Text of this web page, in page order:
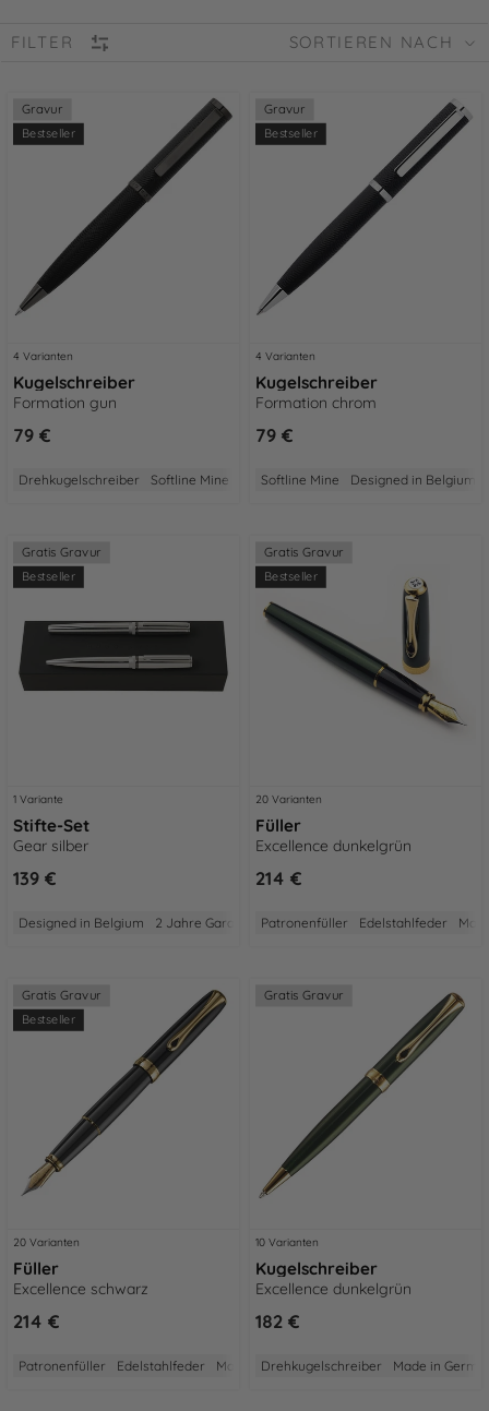
SORTIEREN NACH
FILTER
Gravur
Bestseller
4 Varianten
Kugelschreiber
Formation gun
79 €
Drehkugelschreiber Softline Mine Designed in Belgium 2 Jahre Garantie
Gravur
Bestseller
4 Varianten
Kugelschreiber
Formation chrom
79 €
Softline Mine Designed in Belgium
Gratis Gravur
Bestseller
1 Variante
Stifte-Set
Gear silber
139 €
Designed in Belgium 2 Jahre Garantie Aus Messing Modernes Design
Gratis Gravur
Bestseller
20 Varianten
Füller
Excellence dunkelgrün
214 €
Patronenfüller Edelstahlfeder
Gratis Gravur
Bestseller
20 Varianten
Füller
Excellence schwarz
214 €
Patronenfüller Edelstahlfeder Made in Germany 5 Jahre Garantie Aus
Gratis Gravur
10 Varianten
Kugelschreiber
Excellence dunkelgrün
182 €
Drehkugelschreiber Made in